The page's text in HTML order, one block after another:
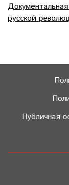
русской
Публичная